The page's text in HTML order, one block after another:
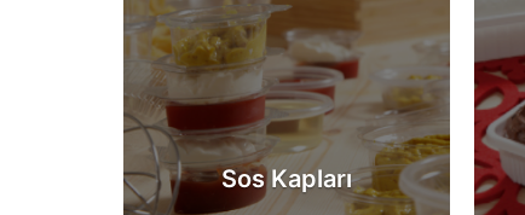
Sos Kapları